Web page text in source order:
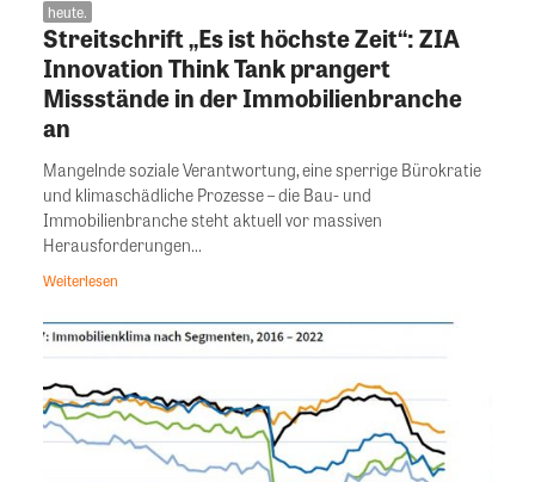
heute.
Streitschrift „Es ist höchste Zeit“: ZIA
Innovation Think Tank prangert
Missstände in der Immobilienbranche
an
Mangelnde soziale Verantwortung, eine sperrige Bürokratie
und klimaschädliche Prozesse – die Bau- und
Immobilienbranche steht aktuell vor massiven
Herausforderungen...
Weiterlesen